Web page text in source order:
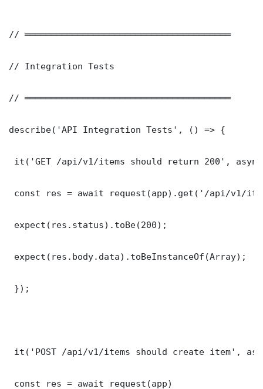
// ═══════════════════════════════════════
// Integration Tests
// ═══════════════════════════════════════
describe('API Integration Tests', () => {
it('GET /api/v1/items should return 200',
const res = await request(app).get('/api/v1/
expect(res.status).toBe(200);
expect(res.body.data).toBeInstanceOf(Array);
});
it('POST /api/v1/items should create item',
const res = await request(app)